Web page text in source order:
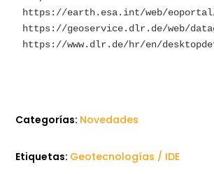
https://earth.esa.int/web/
https://geoservice.dlr.de/web/
https://www.dlr.de/hr/en/
Categorías: Novedades
Etiquetas: Geotecnologías / IDE